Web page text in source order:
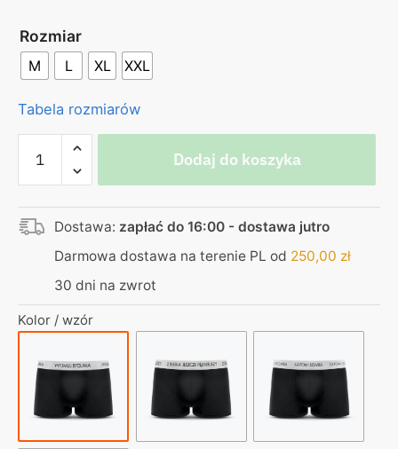
Rozmiar
M L XL XXL
Tabela rozmiarów
Bokserki
|
Turbo
oddychające
bydlaka
|
Made
Poland
Dodaj do koszyka
Dostawa: zapłać do 16:00 - dostawa jutro
Darmowa dostawa na terenie PL od 250,00 zł
30 dni na zwrot
Kolor / wzór